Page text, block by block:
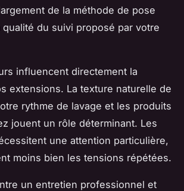
de la méthode de pose
du suivi proposé par votre
influencent directement la
extensions. La texture naturelle de
rythme de lavage et les produits
jouent un rôle déterminant. Les
une attention particulière,
moins bien les tensions répétées.
un entretien professionnel et